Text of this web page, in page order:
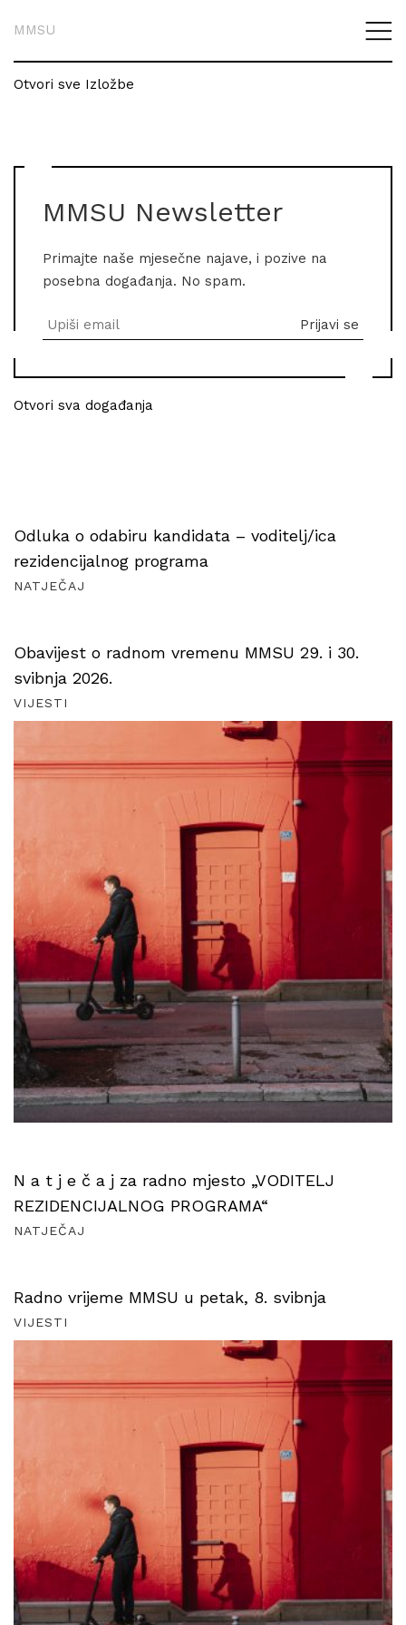
MMSU
Otvori sve Izložbe
MMSU Newsletter
Primajte naše mjesečne najave, i pozive na
posebna događanja. No spam.
Otvori sva događanja
Odluka o odabiru kandidata – voditelj/ica
rezidencijalnog programa
NATJEČAJ
Obavijest o radnom vremenu MMSU 29. i 30.
svibnja 2026.
VIJESTI
N a t j e č a j za radno mjesto „VODITELJ
REZIDENCIJALNOG PROGRAMA“
NATJEČAJ
Radno vrijeme MMSU u petak, 8. svibnja
VIJESTI